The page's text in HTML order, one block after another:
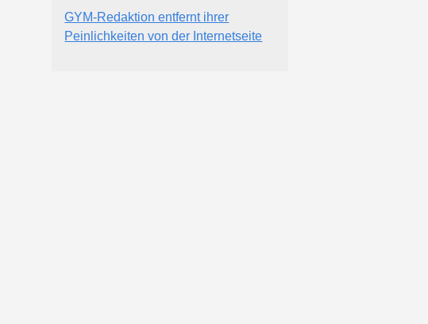
GYM-Redaktion entfernt ihrer
Peinlichkeiten von der Internetseite